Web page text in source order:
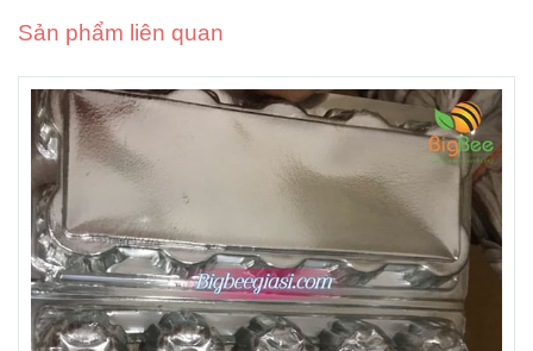
Kích thước tổng thể: 160 × 110 × 37 mm
Kích thước lọt lòng: 140 × 85 × 35 mm
Độ dày hộp: 0.2 mm
Chất liệu: Nhựa PET nguyên sinh trong
suốt, an toàn cho thực phẩm
Công dụng: Dùng để đựng bánh ngọt, trái
cây, thực phẩm, đồ ăn sẵn
Sản phẩm liên quan